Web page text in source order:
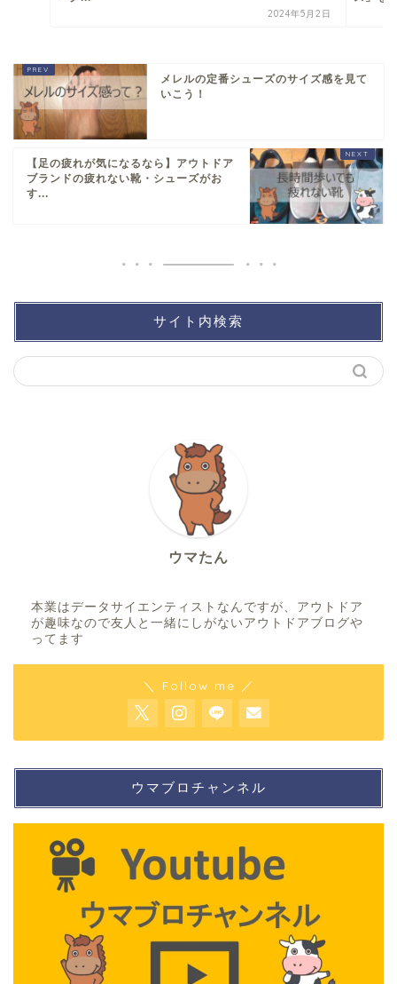
2024年5月2日
メレルの定番シューズのサイズ感を見て
いこう！
【足の疲れが気になるなら】アウトドア
ブランドの疲れない靴・シューズがお
す...
サイト内検索
ウマたん
本業はデータサイエンティストなんですが、アウトドア
が趣味なので友人と一緒にしがないアウトドアブログや
ってます
＼ Follow me ／
ウマブロチャンネル